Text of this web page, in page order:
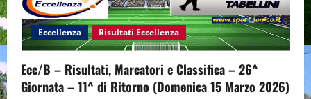
Eccellenza Risultati Eccellenza
Ecc/B – Risultati, Marcatori e Classifica – 26^
Giornata – 11^ di Ritorno (Domenica 15 Marzo 2026)